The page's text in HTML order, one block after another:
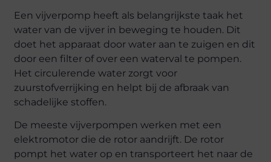
Een vijverpomp heeft als belangrijkste taak het
water van de vijver in beweging te houden. Dit
doet het apparaat door water aan te zuigen en dit
door een filter of over een waterval te pompen.
Het circulerende water zorgt voor
zuurstofverrijking en helpt bij de afbraak van
schadelijke stoffen.
De meeste vijverpompen werken met een
elektromotor die de rotor aandrijft. De rotor
pompt het water op en transporteert het naar de